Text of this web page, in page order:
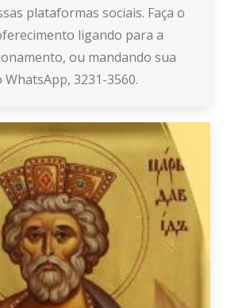
plataformas sociais. Faça o
ligando para a
ou mandando sua
3231-3560.